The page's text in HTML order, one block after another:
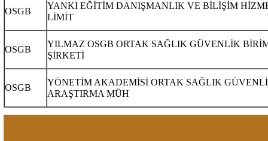
OSGB
YANKI EĞİTİM DANIŞMANLIK VE BİLİŞİM
LİMİT
OSGB
YILMAZ OSGB ORTAK SAĞLIK GÜVENLİK
ŞİRKETİ
OSGB
YÖNETİM AKADEMİSİ ORTAK SAĞLIK
ARAŞTIRMA MÜH